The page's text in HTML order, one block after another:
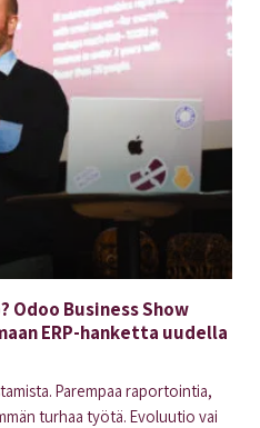
Business Show
ERP-hanketta uudella
Parempaa raportointia,
turhaa työtä. Evoluutio vai